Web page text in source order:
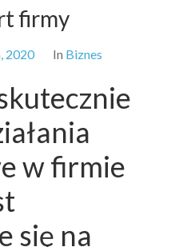
firmy
2020 In Biznes
w firmie
się na